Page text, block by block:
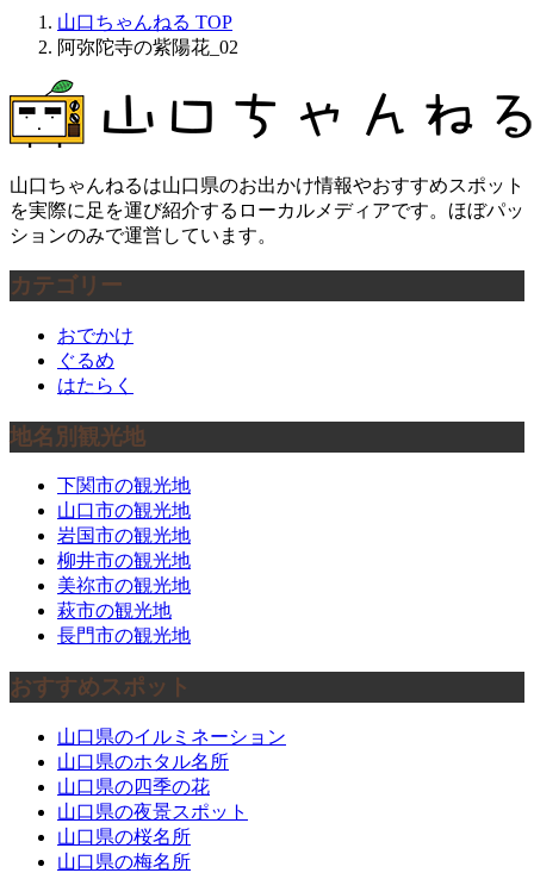
山口ちゃんねる TOP
阿弥陀寺の紫陽花_02
山口ちゃんねるは山口県のお出かけ情報やおすすめスポット
を実際に足を運び紹介するローカルメディアです。ほぼパッ
ションのみで運営しています。
カテゴリー
おでかけ
ぐるめ
はたらく
地名別観光地
下関市の観光地
山口市の観光地
岩国市の観光地
柳井市の観光地
美祢市の観光地
萩市の観光地
長門市の観光地
おすすめスポット
山口県のイルミネーション
山口県のホタル名所
山口県の四季の花
山口県の夜景スポット
山口県の桜名所
山口県の梅名所